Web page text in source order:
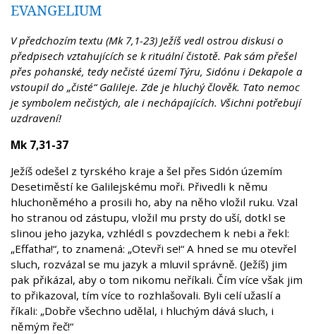
EVANGELIUM
V předchozím textu (Mk 7,1-23) Ježíš vedl ostrou diskusi o
předpisech vztahujících se k rituální čistotě. Pak sám přešel
přes pohanské, tedy nečisté území Týru, Sidónu i Dekapole a
vstoupil do „čisté“ Galileje. Zde je hluchý člověk. Tato nemoc
je symbolem nečistých, ale i nechápajících. Všichni potřebují
uzdravení!
Mk 7,31-37
Ježíš odešel z tyrského kraje a šel přes Sidón územím
Desetiměstí ke Galilejskému moři. Přivedli k němu
hluchoněmého a prosili ho, aby na něho vložil ruku. Vzal
ho stranou od zástupu, vložil mu prsty do uší, dotkl se
slinou jeho jazyka, vzhlédl s povzdechem k nebi a řekl:
„Effatha!“, to znamená: „Otevři se!“ A hned se mu otevřel
sluch, rozvázal se mu jazyk a mluvil správně. (Ježíš) jim
pak přikázal, aby o tom nikomu neříkali. Čím více však jim
to přikazoval, tím více to rozhlašovali. Byli celí užaslí a
říkali: „Dobře všechno udělal, i hluchým dává sluch, i
němým řeč!“